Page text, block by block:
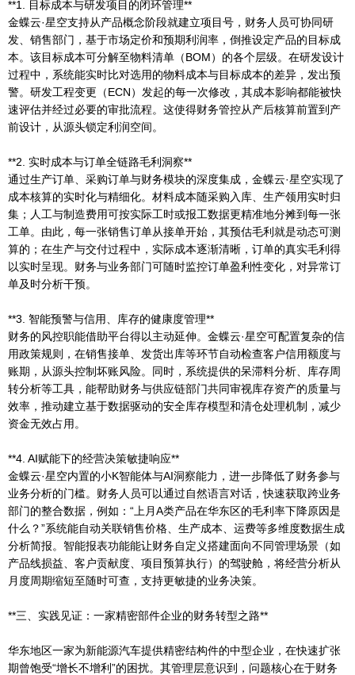
**1. 目标成本与研发项目的闭环管理**
金蝶云·星空支持从产品概念阶段就建立项目号，财务人员可协同研
发、销售部门，基于市场定价和预期利润率，倒推设定产品的目标成
本。该目标成本可分解至物料清单（BOM）的各个层级。在研发设计
过程中，系统能实时比对选用的物料成本与目标成本的差异，发出预
警。研发工程变更（ECN）发起的每一次修改，其成本影响都能被快
速评估并经过必要的审批流程。这使得财务管控从产后核算前置到产
前设计，从源头锁定利润空间。
**2. 实时成本与订单全链路毛利洞察**
通过生产订单、采购订单与财务模块的深度集成，金蝶云·星空实现了
成本核算的实时化与精细化。材料成本随采购入库、生产领用实时归
集；人工与制造费用可按实际工时或报工数据更精准地分摊到每一张
工单。由此，每一张销售订单从接单开始，其预估毛利就是动态可测
算的；在生产与交付过程中，实际成本逐渐清晰，订单的真实毛利得
以实时呈现。财务与业务部门可随时监控订单盈利性变化，对异常订
单及时分析干预。
**3. 智能预警与信用、库存的健康度管理**
财务的风控职能借助平台得以主动延伸。金蝶云·星空可配置复杂的信
用政策规则，在销售接单、发货出库等环节自动检查客户信用额度与
账期，从源头控制坏账风险。同时，系统提供的呆滞料分析、库存周
转分析等工具，能帮助财务与供应链部门共同审视库存资产的质量与
效率，推动建立基于数据驱动的安全库存模型和清仓处理机制，减少
资金无效占用。
**4. AI赋能下的经营决策敏捷响应**
金蝶云·星空内置的小K智能体与AI洞察能力，进一步降低了财务参与
业务分析的门槛。财务人员可以通过自然语言对话，快速获取跨业务
部门的整合数据，例如：“上月A类产品在华东区的毛利率下降原因是
什么？”系统能自动关联销售价格、生产成本、运费等多维度数据生成
分析简报。智能报表功能能让财务自定义搭建面向不同管理场景（如
产品线损益、客户贡献度、项目预算执行）的驾驶舱，将经营分析从
月度周期缩短至随时可查，支持更敏捷的业务决策。
**三、实践见证：一家精密部件企业的财务转型之路**
华东地区一家为新能源汽车提供精密结构件的中型企业，在快速扩张
期曾饱受“增长不增利”的困扰。其管理层意识到，问题核心在于财务